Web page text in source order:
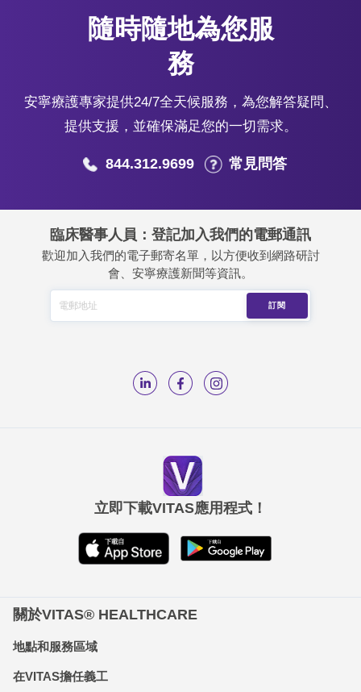
隨時隨地為您服
務
安寧療護專家提供24/7全天候服務，為您解答疑問、
提供支援，並確保滿足您的一切需求。
844.312.9699 常見問答
臨床醫事人員：登記加入我們的電郵通訊
歡迎加入我們的電子郵寄名單，以方便收到網路研討
會、安寧療護新聞等資訊。
立即下載VITAS應用程式！
關於VITAS® HEALTHCARE
地點和服務區域
在VITAS擔任義工